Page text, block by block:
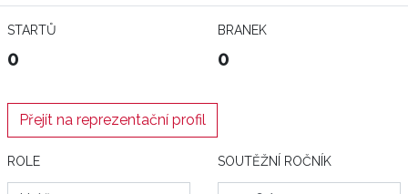
STARTŮ
0
BRANEK
0
Přejít na reprezentační profil
ROLE SOUTĚŽNÍ ROČNÍK